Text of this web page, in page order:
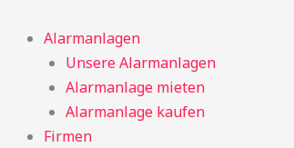
Alarmanlagen
Unsere Alarmanlagen
Alarmanlage mieten
Alarmanlage kaufen
Firmen